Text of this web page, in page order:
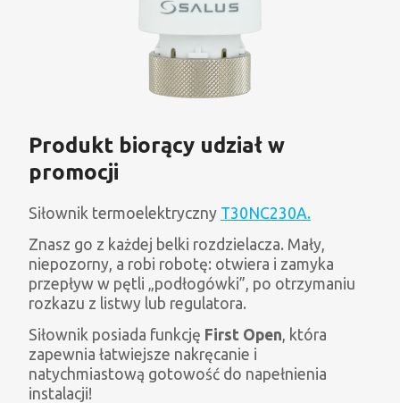
Produkt biorący udział w
promocji
Siłownik termoelektryczny T30NC230A.
Znasz go z każdej belki rozdzielacza. Mały,
niepozorny, a robi robotę: otwiera i zamyka
przepływ w pętli „podłogówki”, po otrzymaniu
rozkazu z listwy lub regulatora.
Siłownik posiada funkcję First Open , która
zapewnia łatwiejsze nakręcanie i
natychmiastową gotowość do napełnienia
instalacji!